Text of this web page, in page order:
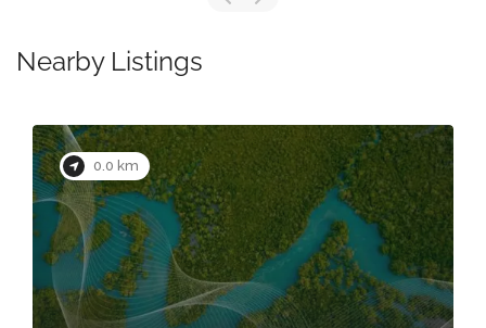
Nearby Listings
0.0 km